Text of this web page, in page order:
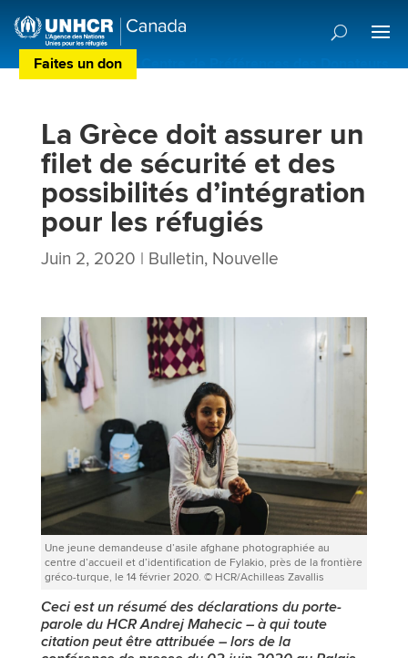
Faites un don Centre de Préférences des Donateurs
La Grèce doit assurer un
filet de sécurité et des
possibilités d’intégration
pour les réfugiés
Juin 2, 2020 | Bulletin, Nouvelle
Une jeune demandeuse d’asile afghane photographiée au
centre d’accueil et d’identification de Fylakio, près de la frontière
gréco-turque, le 14 février 2020. © HCR/Achilleas Zavallis
Ceci est un résumé des déclarations du porte-
parole du HCR Andrej Mahecic – à qui toute
citation peut être attribuée – lors de la